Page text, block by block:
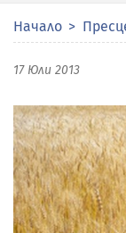
Начало
17 Юли 2013